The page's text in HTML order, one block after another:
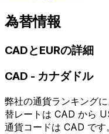
為替情報
CADとEURの詳細
CAD - カナダドル
弊社の通貨ランキング
替レートは CAD から
通貨コードは CAD です